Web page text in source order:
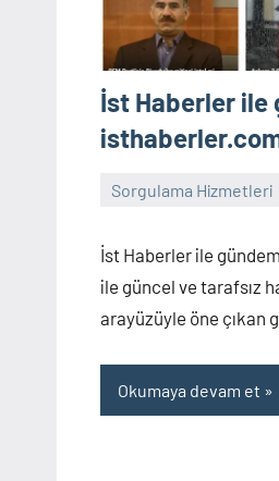
İst Haberler ile
Sorgulama Hizmetleri
sorgulama
Yorum
İst Haberler ile
ile güncel ve tarafsız
arayüzüyle öne çıkan
Okumaya devam et